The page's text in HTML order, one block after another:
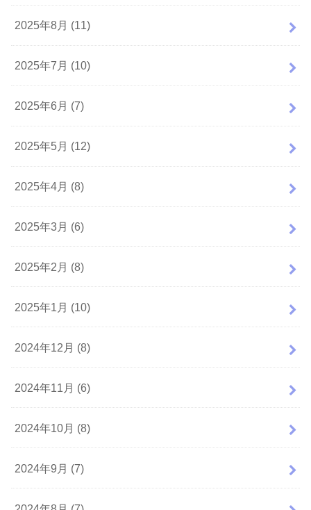
2025年8月 (11)
2025年7月 (10)
2025年6月 (7)
2025年5月 (12)
2025年4月 (8)
2025年3月 (6)
2025年2月 (8)
2025年1月 (10)
2024年12月 (8)
2024年11月 (6)
2024年10月 (8)
2024年9月 (7)